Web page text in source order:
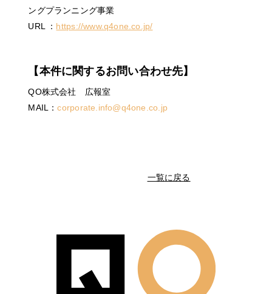
ングプランニング事業
URL ： https://www.q4one.co.jp/
【本件に関するお問い合わせ先】
QO株式会社 広報室
MAIL：corporate.info@q4one.co.jp
一覧に戻る